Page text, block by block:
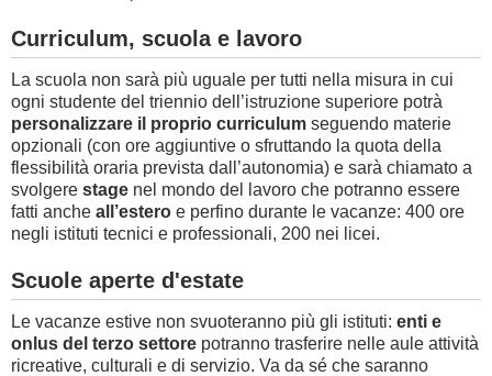
Curriculum, scuola e lavoro
La scuola non sarà più uguale per tutti nella misura in cui
ogni studente del triennio dell’istruzione superiore potrà
personalizzare il proprio curriculum seguendo materie
opzionali (con ore aggiuntive o sfruttando la quota della
flessibilità oraria prevista dall’autonomia) e sarà chiamato a
svolgere stage nel mondo del lavoro che potranno essere
fatti anche all’estero e perfino durante le vacanze: 400 ore
negli istituti tecnici e professionali, 200 nei licei.
Scuole aperte d'estate
Le vacanze estive non svuoteranno più gli istituti: enti e
onlus del terzo settore potranno trasferire nelle aule attività
ricreative, culturali e di servizio. Va da sé che saranno